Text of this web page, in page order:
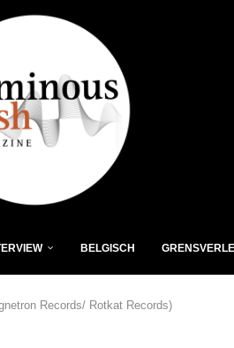
BELGISCH
Records/ Rotkat Records)